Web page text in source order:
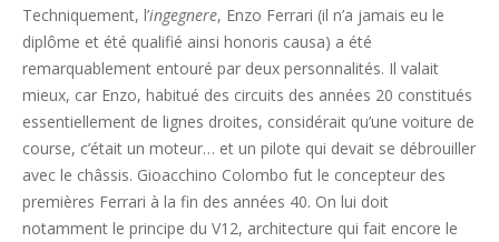
Techniquement, l’ingegnere, Enzo Ferrari (il n’a jamais eu le
diplôme et été qualifié ainsi honoris causa) a été
remarquablement entouré par deux personnalités. Il valait
mieux, car Enzo, habitué des circuits des années 20 constitués
essentiellement de lignes droites, considérait qu’une voiture de
course, c’était un moteur… et un pilote qui devait se débrouiller
avec le châssis. Gioacchino Colombo fut le concepteur des
premières Ferrari à la fin des années 40. On lui doit
notamment le principe du V12, architecture qui fait encore le